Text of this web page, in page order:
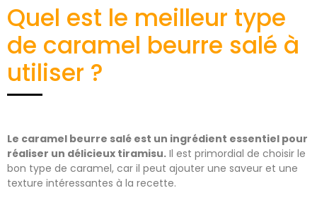
Quel est le meilleur type
de caramel beurre salé à
utiliser ?
Le caramel beurre salé est un ingrédient essentiel pour
réaliser un délicieux tiramisu. Il est primordial de choisir le
bon type de caramel, car il peut ajouter une saveur et une
texture intéressantes à la recette.